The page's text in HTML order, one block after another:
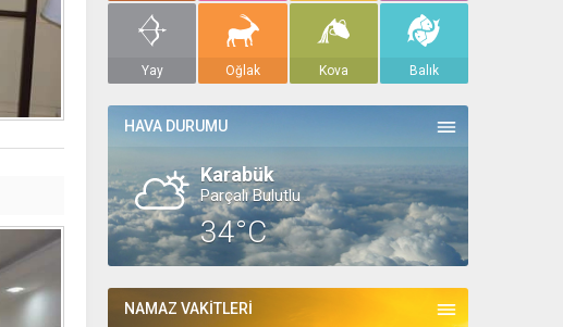
Yay Oğlak Kova Balık
HAVA DURUMU
Karabük
Parçalı Bulutlu
34°C
NAMAZ VAKİTLERİ